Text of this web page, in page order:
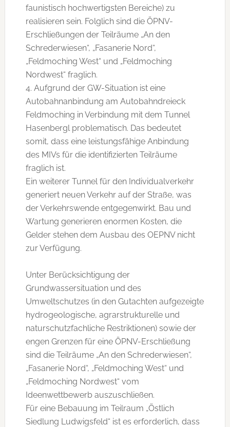
faunistisch hochwertigsten Bereiche) zu
realisieren sein. Folglich sind die ÖPNV-
Erschließungen der Teilräume „An den
Schrederwiesen“, „Fasanerie Nord“,
„Feldmoching West“ und „Feldmoching
Nordwest“ fraglich.
4. Aufgrund der GW-Situation ist eine
Autobahnanbindung am Autobahndreieck
Feldmoching in Verbindung mit dem Tunnel
Hasenbergl problematisch. Das bedeutet
somit, dass eine leistungsfähige Anbindung
des MIVs für die identifizierten Teilräume
fraglich ist.
Ein weiterer Tunnel für den Individualverkehr
generiert neuen Verkehr auf der Straße, was
der Verkehrswende entgegenwirkt. Bau und
Wartung generieren enormen Kosten, die
Gelder stehen dem Ausbau des OEPNV nicht
zur Verfügung.
Unter Berücksichtigung der
Grundwassersituation und des
Umweltschutzes (in den Gutachten aufgezeigte
hydrogeologische, agrarstrukturelle und
naturschutzfachliche Restriktionen) sowie der
engen Grenzen für eine ÖPNV-Erschließung
sind die Teilräume „An den Schrederwiesen“,
„Fasanerie Nord“, „Feldmoching West“ und
„Feldmoching Nordwest“ vom
Ideenwettbewerb auszuschließen.
Für eine Bebauung im Teilraum „Östlich
Siedlung Ludwigsfeld“ ist es erforderlich, dass